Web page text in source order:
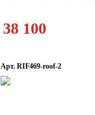
38 100
Арт. RIF469-roof-2